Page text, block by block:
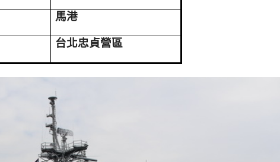
馬港
台北忠貞營區